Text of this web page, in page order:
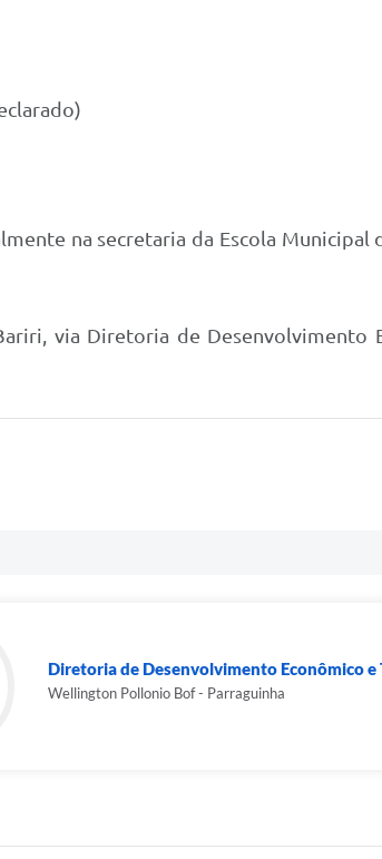
na secretaria da Escola Municipal
via Diretoria de Desenvolvimento
Diretoria de Desenvolvimento Econômico e
Wellington Pollonio Bof - Parraguinha